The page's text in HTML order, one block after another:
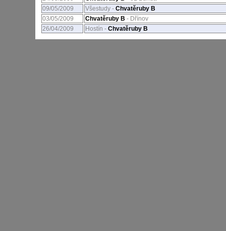
09/05/2009
Všestudy - Chvatěruby B
03/05/2009
Chvatěruby B - Dřínov
26/04/2009
Hostín - Chvatěruby B